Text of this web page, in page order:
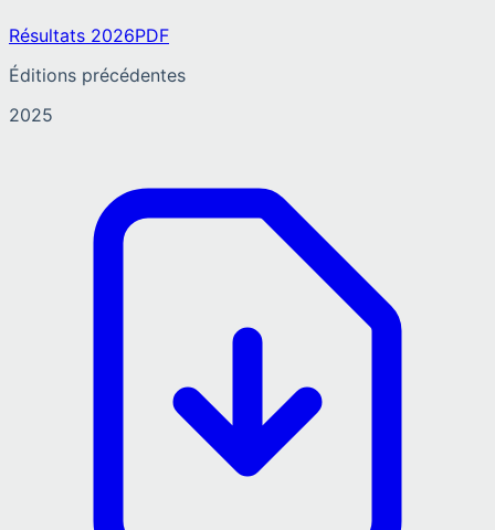
Résultats 2026PDF
Éditions précédentes
2025